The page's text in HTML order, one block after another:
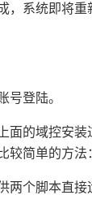
，系统即将
号登陆。
面的域控安
简单的方法：
两个脚本直接